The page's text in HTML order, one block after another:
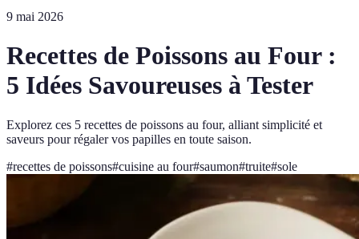
9 mai 2026
Recettes de Poissons au Four :
5 Idées Savoureuses à Tester
Explorez ces 5 recettes de poissons au four, alliant simplicité et
saveurs pour régaler vos papilles en toute saison.
#recettes de poissons#cuisine au four#saumon#truite#sole